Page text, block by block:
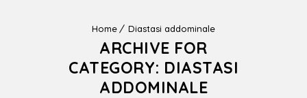
Home Diastasi addominale
ARCHIVE FOR
CATEGORY: DIASTASI
ADDOMINALE